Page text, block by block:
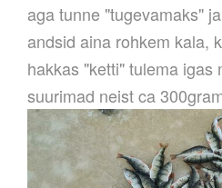
aga tunne "tugevamaks"
andsid aina rohkem kala,
hakkas "ketti" tulema igas
suurimad neist ca